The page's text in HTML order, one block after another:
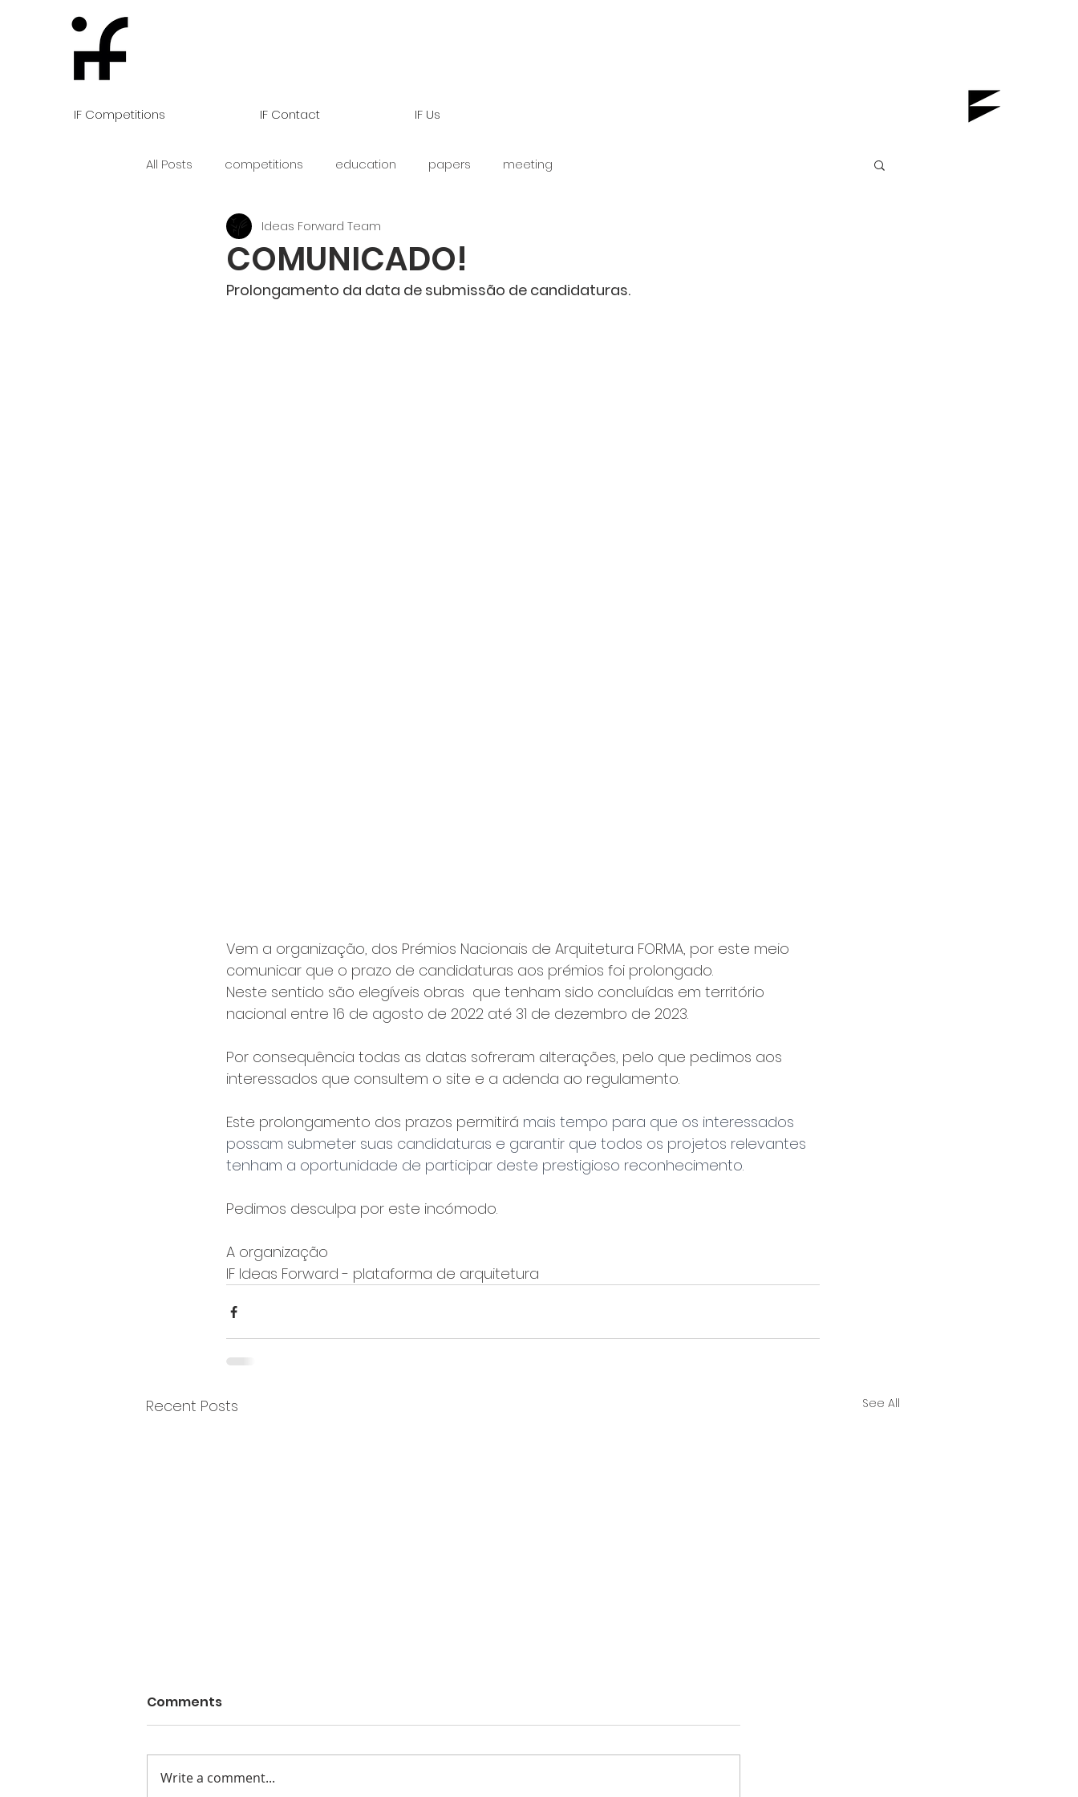
IF Competitions IF Contact IF Us
All Posts competitions education papers meeting
COMUNICADO!
Ideas Forward Team
Prolongamento da data de submissão de candidaturas.
Vem a organização, dos Prémios Nacionais de Arquitetura FORMA, por este meio
comunicar que o prazo de candidaturas aos prémios foi prolongado.
Neste sentido são elegíveis obras  que tenham sido concluídas em território
nacional entre 16 de agosto de 2022 até 31 de dezembro de 2023.
Por consequência todas as datas sofreram alterações, pelo que pedimos aos
interessados que consultem o site e a adenda ao regulamento.
Este prolongamento dos prazos permitirá mais tempo para que os interessados
possam submeter suas candidaturas e garantir que todos os projetos relevantes
tenham a oportunidade de participar deste prestigioso reconhecimento.
Pedimos desculpa por este incómodo.
A organização
IF Ideas Forward - plataforma de arquitetura
Recent Posts See All
Comments
Write a comment...